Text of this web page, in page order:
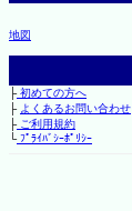
地図
├初めての方へ
├ よくあるお問い合わせ
├ご利用規約
└ﾌﾟﾗｲﾊﾞｼｰﾎﾟﾘｼｰ